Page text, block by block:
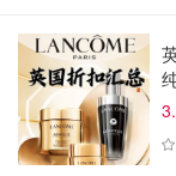
Bodyform 卫生巾
她提供了三重防
曲线。有了
漏等问题，给足了